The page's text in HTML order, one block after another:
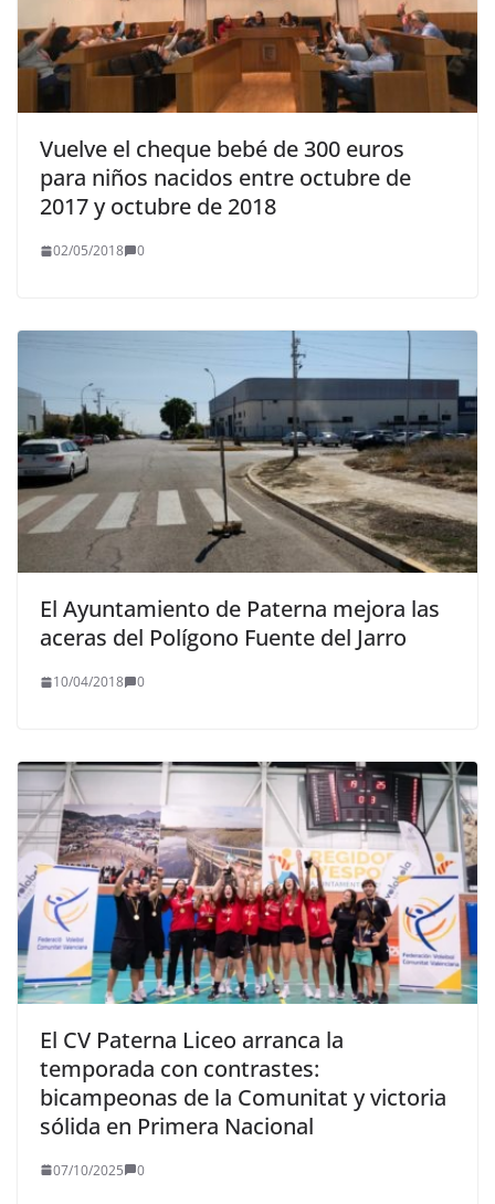
Vuelve el cheque bebé de 300 euros
para niños nacidos entre octubre de
2017 y octubre de 2018
02/05/2018 0
El Ayuntamiento de Paterna mejora las
aceras del Polígono Fuente del Jarro
10/04/2018 0
El CV Paterna Liceo arranca la
temporada con contrastes:
bicampeonas de la Comunitat y victoria
sólida en Primera Nacional
07/10/2025 0